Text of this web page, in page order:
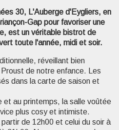
Voir l'image en plein écran
30, L'Auberge d'Eygliers, en
Gap pour favoriser une
est un véritable bistrot de
toute l'année, midi et soir.
réveillant bien
de notre enfance. Les
dans la carte de saison et
et au printemps, la salle voûtée
plus cosy et intimiste.
de 12h00 et celui du soir à